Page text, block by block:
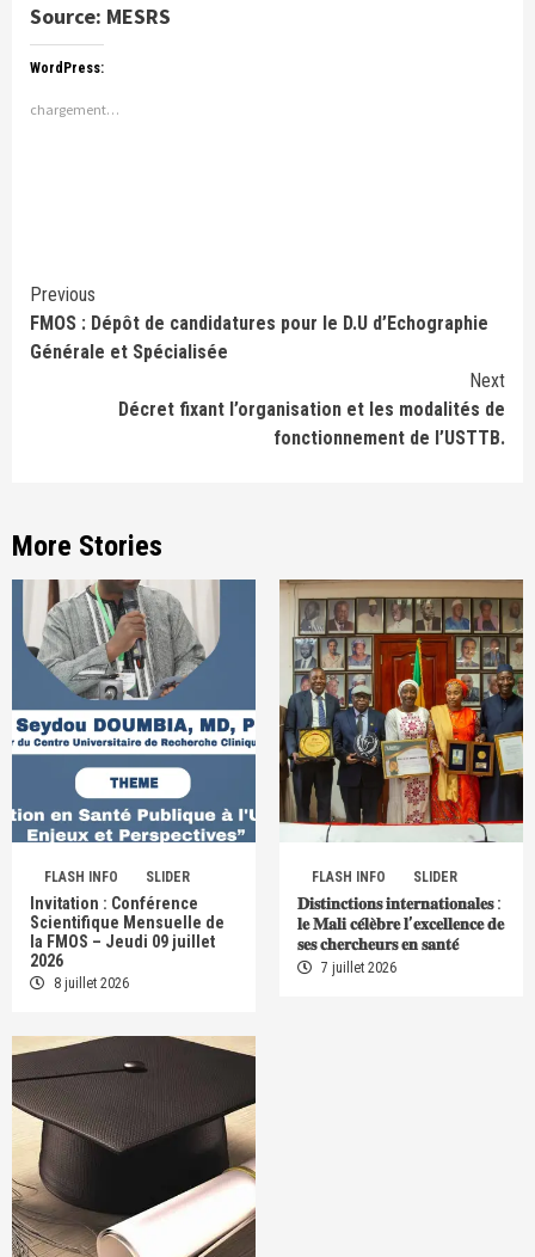
Source: MESRS
WordPress:
chargement…
Continue
Reading
Previous
FMOS : Dépôt de candidatures pour le D.U d’Echographie
Générale et Spécialisée
Next
Décret fixant l’organisation et les modalités de
fonctionnement de l’USTTB.
More Stories
FLASH INFO SLIDER
Invitation : Conférence
Scientifique Mensuelle de
la FMOS – Jeudi 09 juillet
2026
8 juillet 2026
FLASH INFO SLIDER
𝐃𝐢𝐬𝐭𝐢𝐧𝐜𝐭𝐢𝐨𝐧𝐬 𝐢𝐧𝐭𝐞𝐫𝐧𝐚𝐭𝐢𝐨𝐧𝐚𝐥𝐞𝐬 :
𝐥𝐞 𝐌𝐚𝐥𝐢 𝐜𝐞́𝐥𝐞̀𝐛𝐫𝐞 𝐥’𝐞𝐱𝐜𝐞𝐥𝐥𝐞𝐧𝐜𝐞 𝐝𝐞
𝐬𝐞𝐬 𝐜𝐡𝐞𝐫𝐜𝐡𝐞𝐮𝐫𝐬 𝐞𝐧 𝐬𝐚𝐧𝐭𝐞́
7 juillet 2026